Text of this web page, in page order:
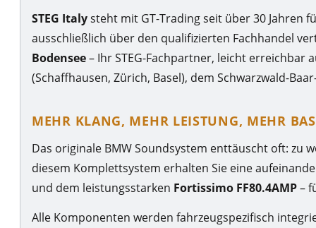
STEG Italysteht mit GT-Trading seit über 30 Jahren
ausschließlich über den qualifizierten Fachhandel
Bodensee– Ihr STEG-Fachpartner, leicht erreichbar
(Schaffhausen, Zürich, Basel), dem Schwarzwald-
MEHR KLANG, MEHR LEISTUNG, MEHR
Das originale BMW Soundsystem enttäuscht oft: zu
diesem Komplettsystem erhalten Sie eine
und dem leistungsstarken Fortissimo FF80.4AMP–
Alle Komponenten werden fahrzeugspezifisch